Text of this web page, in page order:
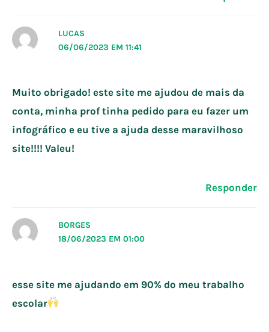
LUCAS
06/06/2023 EM 11:41
Muito obrigado! este site me ajudou de mais da
conta, minha prof tinha pedido para eu fazer um
infográfico e eu tive a ajuda desse maravilhoso
site!!!! Valeu!
Responder
BORGES
18/06/2023 EM 01:00
esse site me ajudando em 90% do meu trabalho
escolar